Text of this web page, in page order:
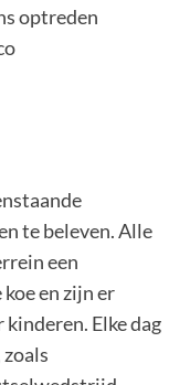
optreden
te beleven. Alle
een
en zijn er
Elke dag